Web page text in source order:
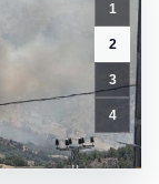
1
2
3
4